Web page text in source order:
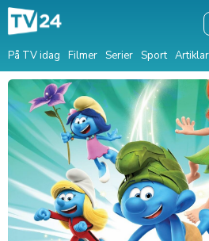
På TV idag Filmer Serier Sport Artiklar